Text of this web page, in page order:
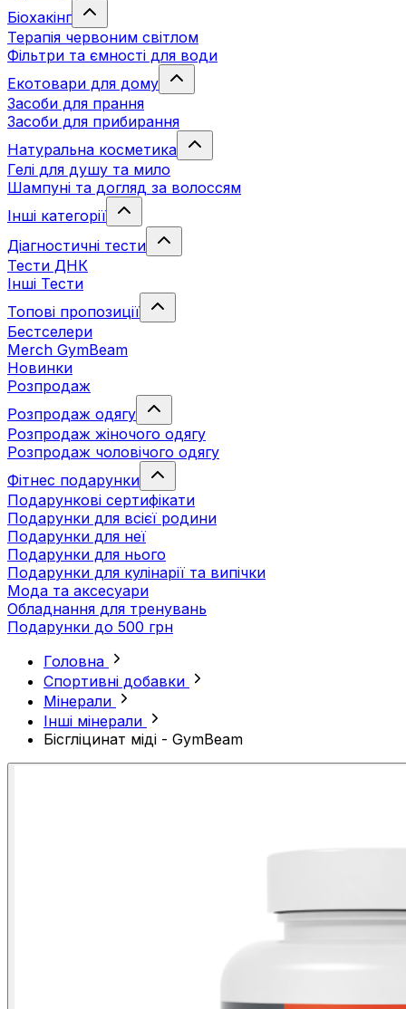
Біохакінг
Терапія червоним світлом
Фільтри та ємності для води
Екотовари для дому
Засоби для прання
Засоби для прибирання
Натуральна косметика
Гелі для душу та мило
Шампуні та догляд за волоссям
Інші категорії
Діагностичні тести
Тести ДНК
Інші Тести
Топові пропозиції
Бестселери
Merch GymBeam
Новинки
Розпродаж
Розпродаж одягу
Розпродаж жіночого одягу
Розпродаж чоловічого одягу
Фітнес подарунки
Подарункові сертифікати
Подарунки для всієї родини
Подарунки для неї
Подарунки для нього
Подарунки для кулінарії та випічки
Мода та аксесуари
Обладнання для тренувань
Подарунки до 500 грн
Головна
Спортивні добавки
Мінерали
Інші мінерали
Бісгліцинат міді - GymBeam